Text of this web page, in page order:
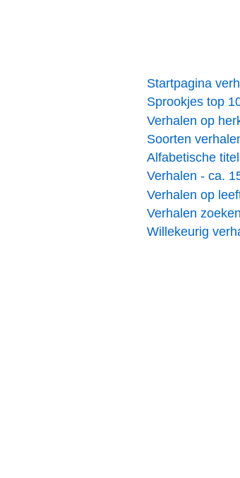
Startpagina
Sprookjes top
Verhalen op
Soorten
Alfabetische
Verhalen - ca.
Verhalen op
Verhalen zoeken
Willekeurig